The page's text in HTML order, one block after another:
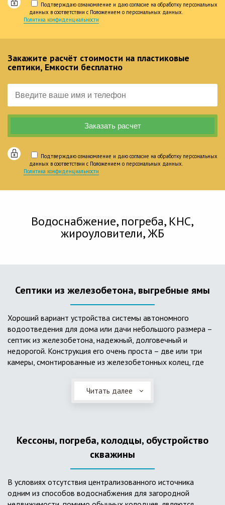
Подтверждаю ознакомление и даю согласие на обработку персональных
данных в соответствии с Положением о персональных данных.
Политика конфиденциальности
Закажите расчёт стоимости на пластиковые
септики, Емкости бесплатно
Подтверждаю ознакомление и даю согласие на обработку персональных
данных в соответствии с Положением о персональных данных.
Политика конфиденциальности
Водоснабжение, погреба, КНС,
жироуловители, ЖБ
Септики из железобетона, выгребные ямы
Хороший вариант устройства системы автономного
водоотведения для дома или дачи небольшого размера –
септик из железобетона, надежный, долговечный и
недорогой. Конструкция его очень проста – две или три
камеры, смонтированные из железобетонных колец, где
слой дренажа, устроенный из щебня и песка. Для септика
требуется только очищение через определенное время
большую прочность по сравнению с пластиковыми
Читать далее
Кессоны, погреба, колодцы, обустройство
скважины
В условиях отсутствия централизованного источника
одним из способов водоснабжения для загородной